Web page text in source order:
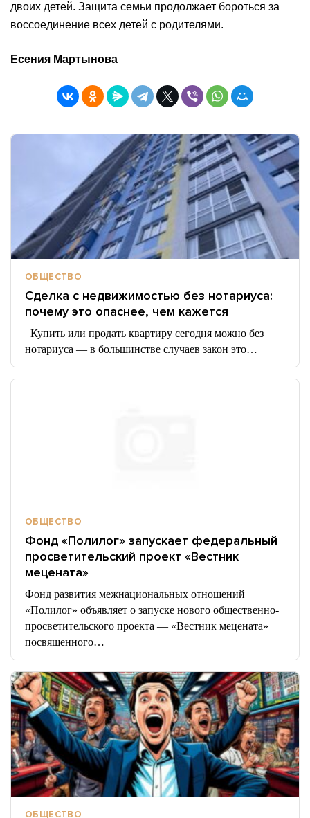
двоих детей. Защита семьи продолжает бороться за
воссоединение всех детей с родителями.
Есения Мартынова
ОБЩЕСТВО
Сделка с недвижимостью без нотариуса:
почему это опаснее, чем кажется
Купить или продать квартиру сегодня можно без
нотариуса — в большинстве случаев закон это…
ОБЩЕСТВО
Фонд «Полилог» запускает федеральный
просветительский проект «Вестник
мецената»
Фонд развития межнациональных отношений
«Полилог» объявляет о запуске нового общественно-
просветительского проекта — «Вестник мецената»
посвященного…
ОБЩЕСТВО